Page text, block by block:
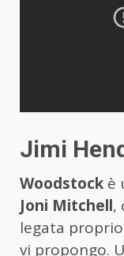
Jimi
Woodstock è
Joni Mitchell,
legata
vi propongo.